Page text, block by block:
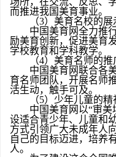
而推进我国美育事业。
（3）美育名校的展
中国美育网全力推
励美育创新，促进美育
学校教育和学科教学。
（4）美育名师的推
中国美育网联合各
育名师团队，开展名师
活生动，触手可及。
（5）少年儿童的精
中国美育网以“审
设适合青少年、儿童和
方式引领广大未成年人
自己的目标迈进，培养
人。